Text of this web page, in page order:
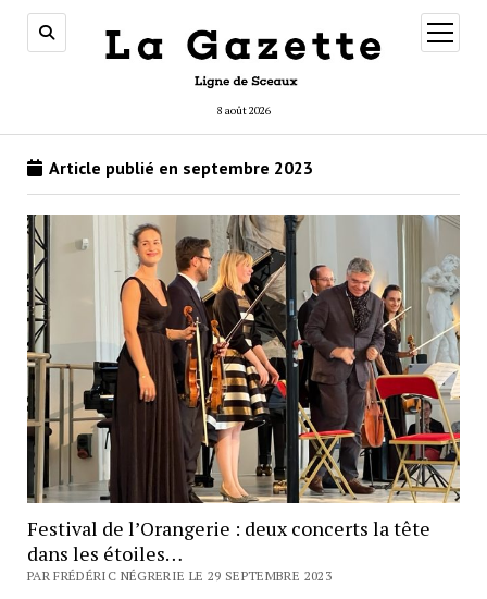
8 août 2026
ouvrir
menu
Article publié en septembre 2023
Festival de l’Orangerie : deux concerts la tête
dans les étoiles…
PAR FRÉDÉRIC NÉGRERIE LE 29 SEPTEMBRE 2023